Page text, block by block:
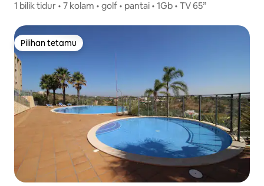
1 bilik tidur • 7 kolam • golf • pantai • 1Gb • TV 65”
Pilihan tetamu
Pilihan tetamu